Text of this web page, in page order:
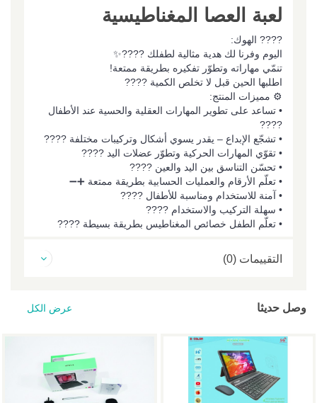
لعبة العصا المغناطيسية
???? الهوك:
اليوم وفرنا لك هدية مثالية لطفلك ????✨
تنمّي مهاراته وتطوّر تفكيره بطريقة ممتعة!
اطلبها الحين قبل لا تخلص الكمية ????
⚙️ مميزات المنتج:
• تساعد على تطوير المهارات العقلية والحسية عند الأطفال
????
• تشجّع الإبداع – يقدر يسوي أشكال وتركيبات مختلفة ????
• تقوّي المهارات الحركية وتطوّر عضلات اليد ????
• تحسّن التناسق بين اليد والعين ????
• تعلّم الأرقام والعمليات الحسابية بطريقة ممتعة ➕➖
• آمنة للاستخدام ومناسبة للأطفال ????️
• سهلة التركيب والاستخدام ????
• تعلّم الطفل خصائص المغناطيس بطريقة بسيطة ????
التقييمات (0)
وصل حديثا عرض الكل